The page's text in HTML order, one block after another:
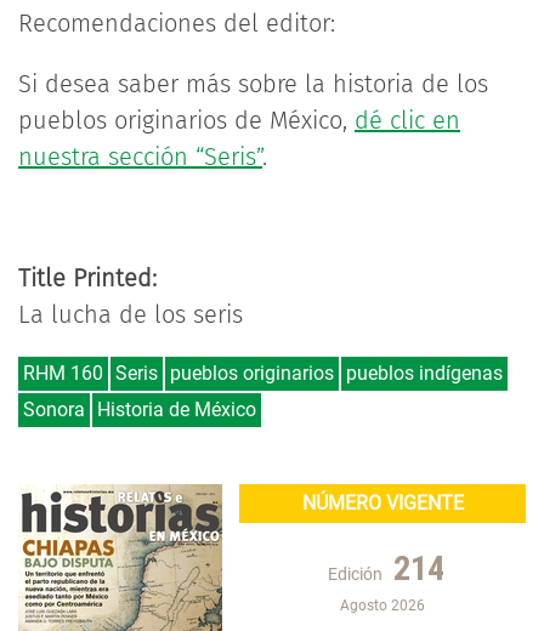
Recomendaciones del editor:
Si desea saber más sobre la historia de los
pueblos originarios de México, dé clic en
nuestra sección “Seris”.
Title Printed:
La lucha de los seris
RHM 160 Seris pueblos originarios pueblos indígenas
Sonora
Historia de México
NÚMERO VIGENTE
Edición 214
Agosto 2026